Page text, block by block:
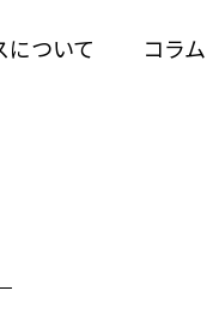
について コラム